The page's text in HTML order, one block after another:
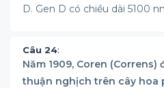
D. Gen D có chiều dài 5100
Câu 24:
Năm 1909, Coren
thuận nghịch trên cây hoa